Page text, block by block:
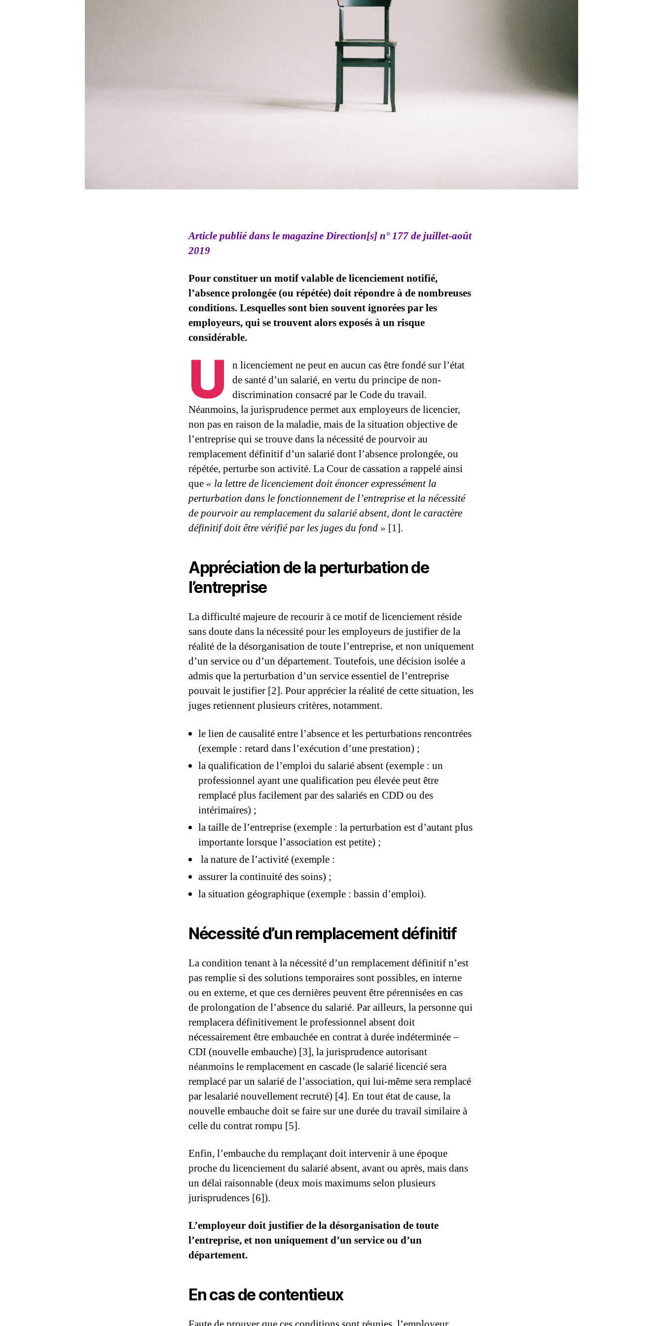
Article publié dans le magazine Direction[s] n° 177 de juillet-août
2019
Pour constituer un motif valable de licenciement notifié,
l’absence prolongée (ou répétée) doit répondre à de nombreuses
conditions. Lesquelles sont bien souvent ignorées par les
employeurs, qui se trouvent alors exposés à un risque
considérable.
U
n licenciement ne peut en aucun cas être fondé sur l’état
de santé d’un salarié, en vertu du principe de non-
discrimination consacré par le Code du travail.
Néanmoins, la jurisprudence permet aux employeurs de licencier,
non pas en raison de la maladie, mais de la situation objective de
l’entreprise qui se trouve dans la nécessité de pourvoir au
remplacement définitif d’un salarié dont l’absence prolongée, ou
répétée, perturbe son activité. La Cour de cassation a rappelé ainsi
que « la lettre de licenciement doit énoncerexpressément la
perturbation dans le fonctionnement de l’entrepriseet la nécessité
de pourvoir au remplacement du salarié absent, dont le caractère
définitif doit êtrevérifié par les juges du fond » [1].
Appréciation de la perturbation de
l’entreprise
La difficulté majeure de recourir à ce motif de licenciement réside
sans doute dans la nécessité pour les employeurs de justifier de la
réalité de la désorganisation de toute l’entreprise, et non uniquement
d’un service ou d’un département. Toutefois, une décision isolée a
admis que la perturbation d’un service essentiel de l’entreprise
pouvait le justifier [2]. Pour apprécier la réalité de cette situation, les
juges retiennent plusieurs critères, notamment.
le lien de causalité entre l’absence et les perturbations rencontrées
(exemple : retard dans l’exécution d’une prestation) ;
la qualification de l’emploi du salarié absent (exemple : un
professionnel ayant une qualification peu élevée peut être
remplacé plus facilement par des salariés en CDD ou des
intérimaires) ;
la taille de l’entreprise (exemple : la perturbation est d’autant plus
importante lorsque l’association est petite) ;
la nature de l’activité (exemple :
assurer la continuité des soins) ;
la situation géographique (exemple : bassin d’emploi).
Nécessité d’un remplacement définitif
La condition tenant à la nécessité d’un remplacement définitif n’est
pas remplie si des solutions temporaires sont possibles, en interne
ou en externe, et que ces dernières peuvent être pérennisées en cas
de prolongation de l’absence du salarié. Par ailleurs, la personne qui
remplacera définitivement le professionnel absent doit
nécessairement être embauchée en contrat à durée indéterminée –
CDI (nouvelle embauche) [3], la jurisprudence autorisant
néanmoins le remplacement en cascade (le salarié licencié sera
remplacé par un salarié de l’association, qui lui-même sera remplacé
par lesalarié nouvellement recruté) [4]. En tout état de cause, la
nouvelle embauche doit se faire sur une durée du travail similaire à
celle du contrat rompu [5].
Enfin, l’embauche du remplaçant doit intervenir à une époque
proche du licenciement du salarié absent, avant ou après, mais dans
un délai raisonnable (deux mois maximums selon plusieurs
jurisprudences [6]).
L’employeur doit justifier de la désorganisation de toute
l’entreprise, et non uniquement d’un service ou d’un
département.
En cas de contentieux